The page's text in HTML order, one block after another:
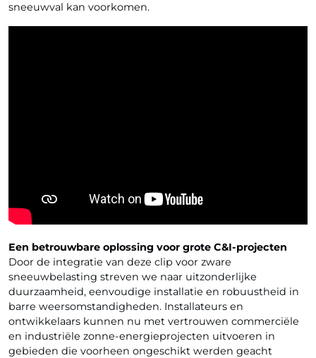
sneeuwval kan voorkomen.
Een betrouwbare oplossing voor grote C&I-projecten
Door de integratie van deze clip voor zware
sneeuwbelasting streven we naar uitzonderlijke
duurzaamheid, eenvoudige installatie en robuustheid in
barre weersomstandigheden. Installateurs en
ontwikkelaars kunnen nu met vertrouwen commerciële
en industriële zonne-energieprojecten uitvoeren in
gebieden die voorheen ongeschikt werden geacht